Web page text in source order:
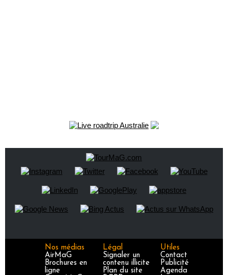
Nos médias
AirMaG
Brochures en
ligne
Légal
Signaler un
contenu illicite
Plan du site
Utiles
Contact
Publicité
Agenda